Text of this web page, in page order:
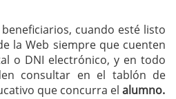
cuando esté listo
la Web siempre que cuenten
o DNI electrónico, y en todo
consultar en el tablón de
que concurra el alumno.